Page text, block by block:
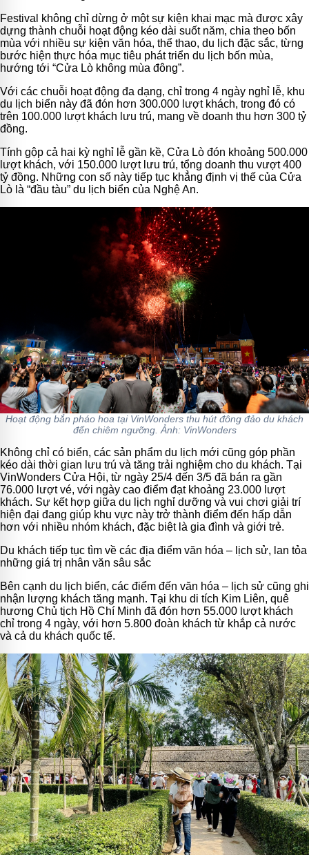
Festival không chỉ dừng ở một sự kiện khai mạc mà được xây
dựng thành chuỗi hoạt động kéo dài suốt năm, chia theo bốn
mùa với nhiều sự kiện văn hóa, thể thao, du lịch đặc sắc, từng
bước hiện thực hóa mục tiêu phát triển du lịch bốn mùa,
hướng tới “Cửa Lò không mùa đông”.
Với các chuỗi hoạt động đa dạng, chỉ trong 4 ngày nghỉ lễ, khu
du lịch biển này đã đón hơn 300.000 lượt khách, trong đó có
trên 100.000 lượt khách lưu trú, mang về doanh thu hơn 300 tỷ
đồng.
Tính gộp cả hai kỳ nghỉ lễ gần kề, Cửa Lò đón khoảng 500.000
lượt khách, với 150.000 lượt lưu trú, tổng doanh thu vượt 400
tỷ đồng. Những con số này tiếp tục khẳng định vị thế của Cửa
Lò là “đầu tàu” du lịch biển của Nghệ An.
Hoạt động bắn pháo hoa tại VinWonders thu hút đông đảo du khách
đến chiêm ngưỡng. Ảnh: VinWonders
Không chỉ có biển, các sản phẩm du lịch mới cũng góp phần
kéo dài thời gian lưu trú và tăng trải nghiệm cho du khách. Tại
VinWonders Cửa Hội, từ ngày 25/4 đến 3/5 đã bán ra gần
76.000 lượt vé, với ngày cao điểm đạt khoảng 23.000 lượt
khách. Sự kết hợp giữa du lịch nghỉ dưỡng và vui chơi giải trí
hiện đại đang giúp khu vực này trở thành điểm đến hấp dẫn
hơn với nhiều nhóm khách, đặc biệt là gia đình và giới trẻ.
Du khách tiếp tục tìm về các địa điểm văn hóa – lịch sử, lan tỏa
những giá trị nhân văn sâu sắc
Bên cạnh du lịch biển, các điểm đến văn hóa – lịch sử cũng ghi
nhận lượng khách tăng mạnh. Tại khu di tích Kim Liên, quê
hương Chủ tịch Hồ Chí Minh đã đón hơn 55.000 lượt khách
chỉ trong 4 ngày, với hơn 5.800 đoàn khách từ khắp cả nước
và cả du khách quốc tế.